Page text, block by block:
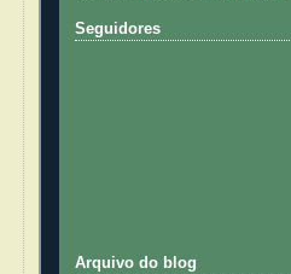
Seguidores
Arquivo do blog